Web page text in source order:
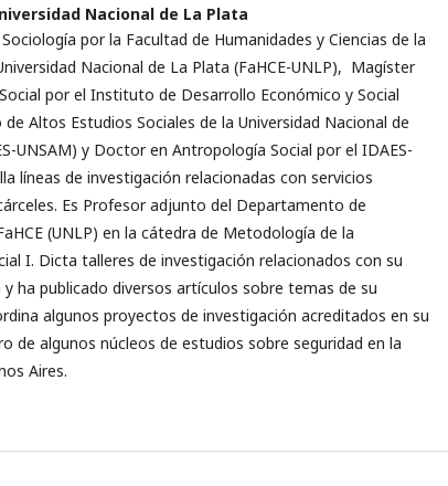
Nacional de La Plata
por la Facultad de Humanidades y Ciencias de la
Nacional de La Plata (FaHCE-UNLP), Magíster
por el Instituto de Desarrollo Económico y Social
Altos Estudios Sociales de la Universidad Nacional de
UNSAM) y Doctor en Antropología Social por el IDAES-
líneas de investigación relacionadas con servicios
Es Profesor adjunto del Departamento de
(UNLP) en la cátedra de Metodología de la
I. Dicta talleres de investigación relacionados con su
y ha publicado diversos artículos sobre temas de su
algunos proyectos de investigación acreditados en su
de algunos núcleos de estudios sobre seguridad en la
Aires.